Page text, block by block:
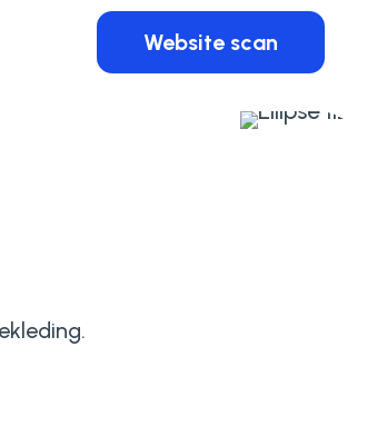
Website scan